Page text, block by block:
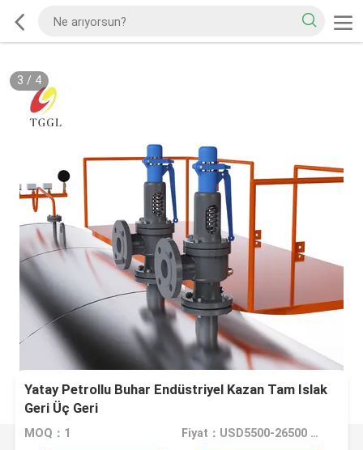
3 / 4
Yatay Petrollu Buhar Endüstriyel Kazan Tam Islak
Geri Üç Geri
MOQ：1 Fiyat：USD5500-26500 Set